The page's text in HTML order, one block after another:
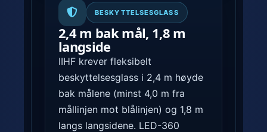
BESKYTTELSESGLASS
2,4 m bak mål, 1,8 m
langside
IIHF krever fleksibelt
beskyttelsesglass i 2,4 m høyde
bak målene (minst 4,0 m fra
mållinjen mot blålinjen) og 1,8 m
langs langsidene. LED-360